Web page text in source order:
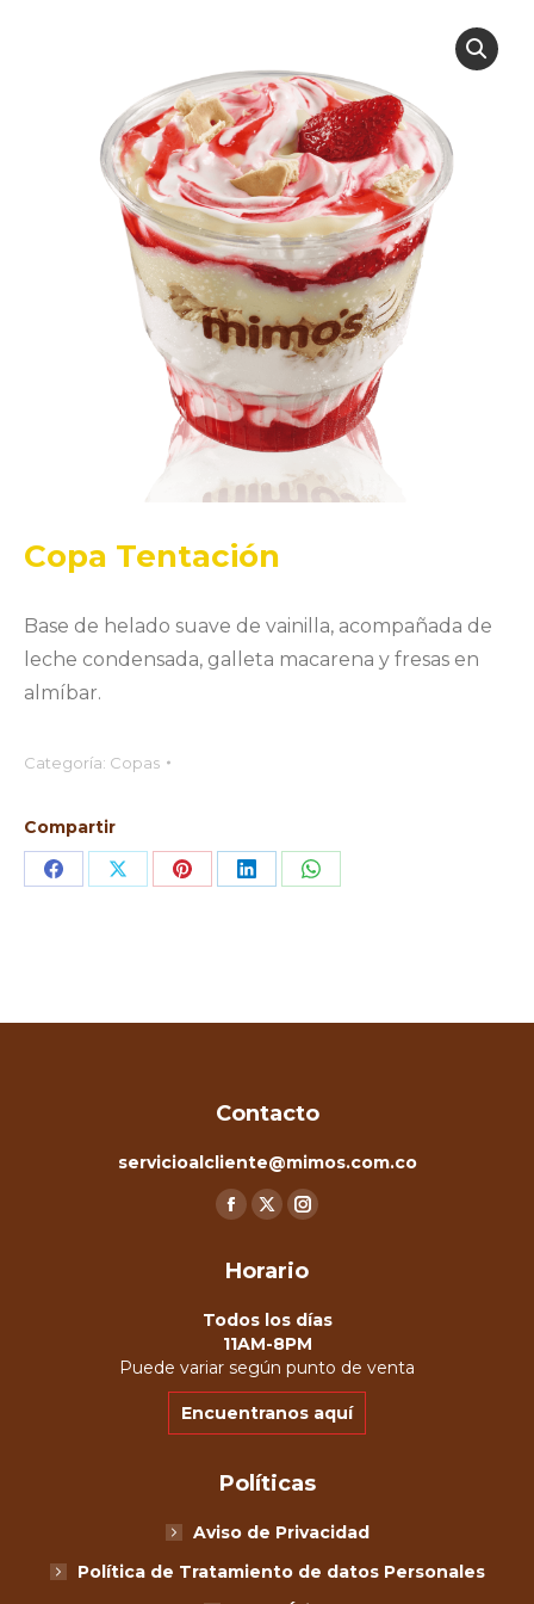
Copa Tentación
Base de helado suave de vainilla, acompañada de
leche condensada, galleta macarena y fresas en
almíbar.
Categoría: Copas
Compartir
Share Share Share Share Share
Contacto
servicioalcliente@mimos.com.co
Encuéntranos en:
Facebook
opens
in
new
window
X
opens
in
new
window
Instagram
opens
in
new
window
Horario
Todos los días
11AM-8PM
Puede variar según punto de venta
Encuentranos aquí
Políticas
Aviso de Privacidad
Política de Tratamiento de datos Personales